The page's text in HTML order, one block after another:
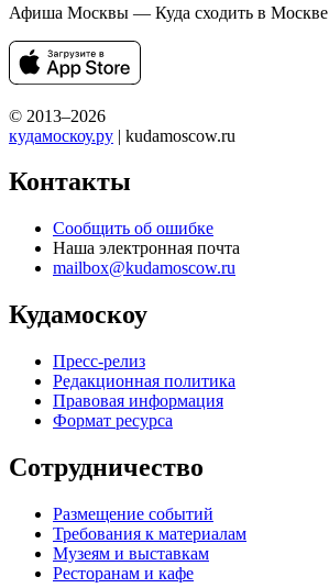
Афиша Москвы — Куда сходить в Москве
© 2013–2026
кудамоскоу.ру | kudamoscow.ru
Контакты
Сообщить об ошибке
Наша электронная почта
mailbox@kudamoscow.ru
Кудамоскоу
Пресс-релиз
Редакционная политика
Правовая информация
Формат ресурса
Сотрудничество
Размещение событий
Требования к материалам
Музеям и выставкам
Ресторанам и кафе